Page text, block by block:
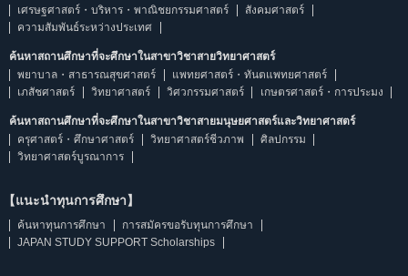
เศรษฐศาสตร์・บริหาร・พาณิชยกรรมศาสตร์
สังคมศาสตร์
ความสัมพันธ์ระหว่างประเทศ
ค้นหาสถานศึกษาที่จะศึกษาในสาขาวิชาสายวิทยาศาสตร์
พยาบาล・สาธารณสุขศาสตร์
แพทยศาสตร์・ทันตแพทยศาสตร์
เภสัชศาสตร์
วิทยาศาสตร์ วิศวกรรมศาสตร์ เกษตรศาสตร์・การประมง
ค้นหาสถานศึกษาที่จะศึกษาในสาขาวิชาสายมนุษยศาสตร์และวิทยาศาสตร์
ครุศาสตร์・ศึกษาศาสตร์
วิทยาศาสตร์ชีวภาพ
ศิลปกรรม
วิทยาศาสตร์บูรณาการ
【แนะนำทุนการศึกษา】
ค้นหาทุนการศึกษา
การสมัครขอรับทุนการศึกษา
JAPAN STUDY SUPPORT Scholarships